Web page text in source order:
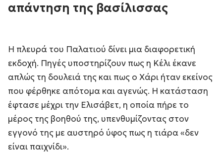
απάντηση της βασίλισσας
Η πλευρά του Παλατιού δίνει μια διαφορετική
εκδοχή. Πηγές υποστηρίζουν πως η Κέλι έκανε
απλώς τη δουλειά της και πως ο Χάρι ήταν εκείνος
που φέρθηκε απότομα και αγενώς. Η κατάσταση
έφτασε μέχρι την Ελισάβετ, η οποία πήρε το
μέρος της βοηθού της, υπενθυμίζοντας στον
εγγονό της με αυστηρό ύφος πως η τιάρα «δεν
είναι παιχνίδι».